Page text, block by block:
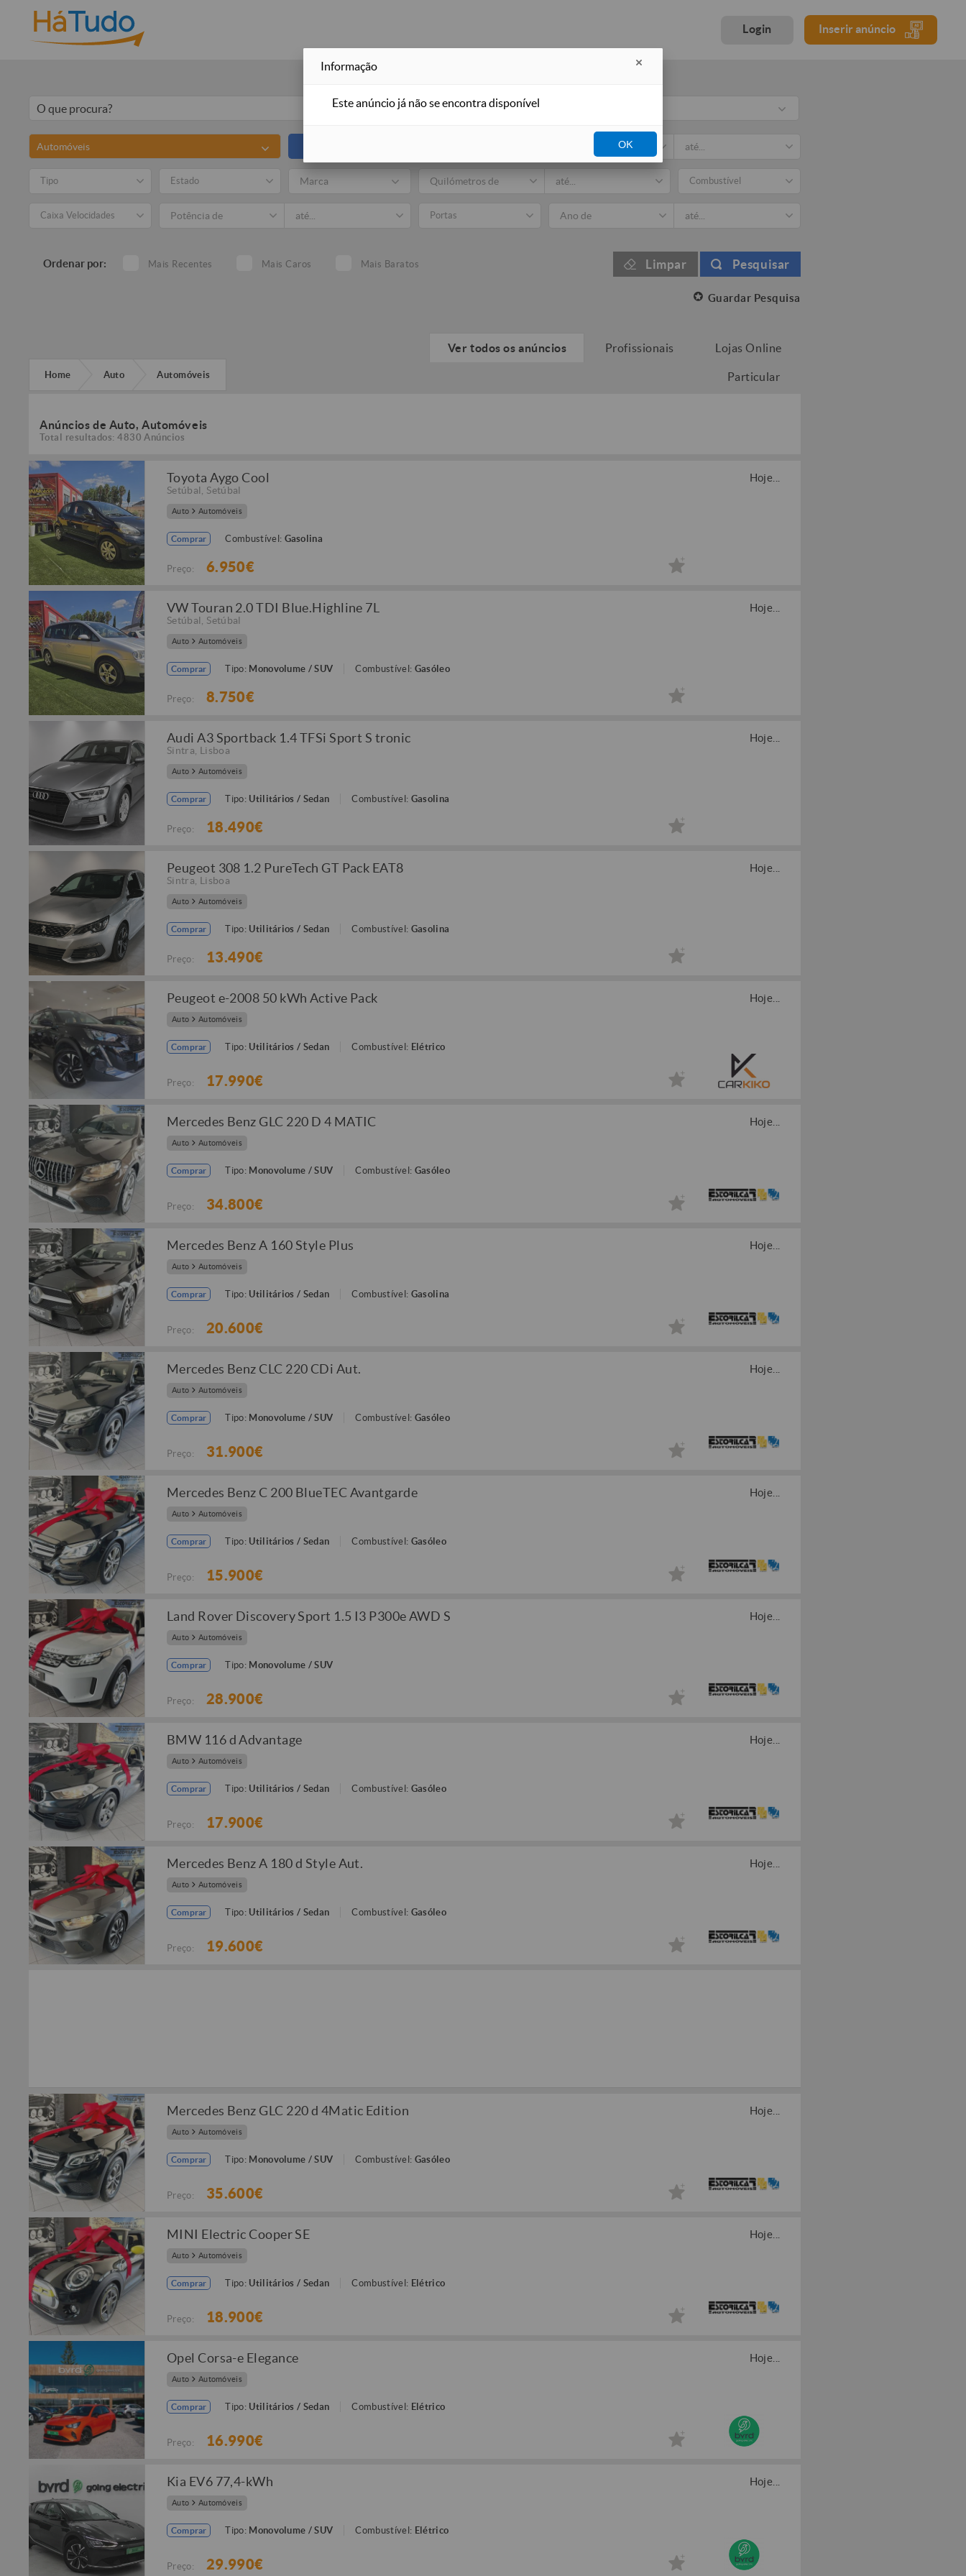
Login Inserir anúncio
Automóveis
Tipo Estado Marca Combustível
Caixa Velocidades Portas
Ordenar por: Mais Recentes Mais Caros Mais Baratos Limpar Pesquisar
Guardar Pesquisa
Home Auto Automóveis
Ver todos os anúncios Profissionais Lojas Online
Particular
Anúncios de Auto, Automóveis
Total resultados: 4830 Anúncios
Toyota Aygo Cool Hoje...
Setúbal Setúbal
Auto Automóveis
Comprar Combustível: Gasolina
Preço: 6.950€
VW Touran 2.0 TDI Blue.Highline 7L Hoje...
Setúbal Setúbal
Auto Automóveis
Comprar Tipo: Monovolume / SUV Combustível: Gasóleo
Preço: 8.750€
Audi A3 Sportback 1.4 TFSi Sport S tronic Hoje...
Sintra Lisboa
Auto Automóveis
Comprar Tipo: Utilitários / Sedan Combustível: Gasolina
Preço: 18.490€
Peugeot 308 1.2 PureTech GT Pack EAT8 Hoje...
Sintra Lisboa
Auto Automóveis
Comprar Tipo: Utilitários / Sedan Combustível: Gasolina
Preço: 13.490€
Peugeot e-2008 50 kWh Active Pack Hoje...
Auto Automóveis
Comprar Tipo: Utilitários / Sedan Combustível: Elétrico
Preço: 17.990€
Mercedes Benz GLC 220 D 4 MATIC Hoje...
Auto Automóveis
Comprar Tipo: Monovolume / SUV Combustível: Gasóleo
Preço: 34.800€
Mercedes Benz A 160 Style Plus Hoje...
Auto Automóveis
Comprar Tipo: Utilitários / Sedan Combustível: Gasolina
Preço: 20.600€
Mercedes Benz CLC 220 CDi Aut. Hoje...
Auto Automóveis
Comprar Tipo: Monovolume / SUV Combustível: Gasóleo
Preço: 31.900€
Mercedes Benz C 200 BlueTEC Avantgarde Hoje...
Auto Automóveis
Comprar Tipo: Utilitários / Sedan Combustível: Gasóleo
Preço: 15.900€
Land Rover Discovery Sport 1.5 I3 P300e AWD S Hoje...
Auto Automóveis
Comprar Tipo: Monovolume / SUV
Preço: 28.900€
BMW 116 d Advantage Hoje...
Auto Automóveis
Comprar Tipo: Utilitários / Sedan Combustível: Gasóleo
Preço: 17.900€
Mercedes Benz A 180 d Style Aut. Hoje...
Auto Automóveis
Comprar Tipo: Utilitários / Sedan Combustível: Gasóleo
Preço: 19.600€
Mercedes Benz GLC 220 d 4Matic Edition Hoje...
Auto Automóveis
Comprar Tipo: Monovolume / SUV Combustível: Gasóleo
Preço: 35.600€
MINI Electric Cooper SE Hoje...
Auto Automóveis
Comprar Tipo: Utilitários / Sedan Combustível: Elétrico
Preço: 18.900€
Opel Corsa-e Elegance Hoje...
Auto Automóveis
Comprar Tipo: Utilitários / Sedan Combustível: Elétrico
Preço: 16.990€
Kia EV6 77,4-kWh Hoje...
Auto Automóveis
Comprar Tipo: Monovolume / SUV Combustível: Elétrico
Preço: 29.990€
Informação
Este anúncio já não se encontra disponível
OK